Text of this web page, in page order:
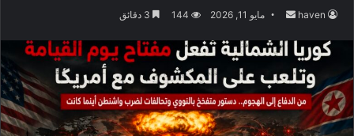
haven
س
ل
ب
ر
ي
مايو 11, 2026 144